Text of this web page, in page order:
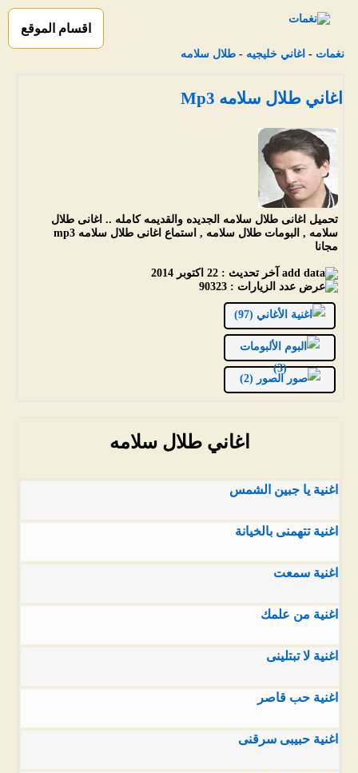
اقسام الموقع
نغمات - اغاني خليجيه - طلال سلامه
اغاني طلال سلامه Mp3
تحميل اغانى طلال سلامه الجديده والقديمه كامله .. اغانى طلال
سلامه , البومات طلال سلامه , استماع اغانى طلال سلامه mp3
مجانا
آخر تحديث : 22 اكتوبر 2014
عدد الزيارات : 90323
الأغاني (97)
الألبومات
(3)
الصور (2)
اغاني طلال سلامه
اغنية يا جبين الشمس
اغنية تتهمنى بالخيانة
اغنية سمعت
اغنية من علمك
اغنية لا تبتلينى
اغنية حب قاصر
اغنية حبيبى سرقنى